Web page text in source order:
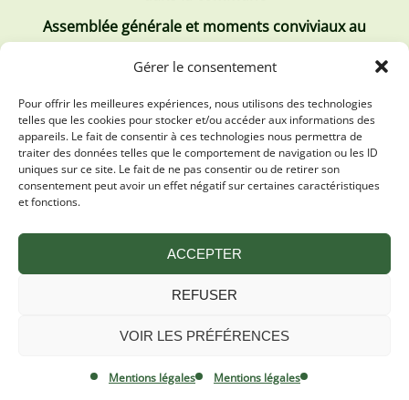
Gérer le consentement
Pour offrir les meilleures expériences, nous utilisons des technologies
telles que les cookies pour stocker et/ou accéder aux informations des
appareils. Le fait de consentir à ces technologies nous permettra de
traiter des données telles que le comportement de navigation ou les ID
uniques sur ce site. Le fait de ne pas consentir ou de retirer son
consentement peut avoir un effet négatif sur certaines caractéristiques
et fonctions.
ACCEPTER
REFUSER
VOIR LES PRÉFÉRENCES
Mentions légales Mentions légales
Assemblée générale et moments conviviaux au
Les derniers comptes rendus
Conseil municipal 2 juillet 2026
Conseil Municipal du 30 avril 2026
Politique de confidentialité
By Oktopod